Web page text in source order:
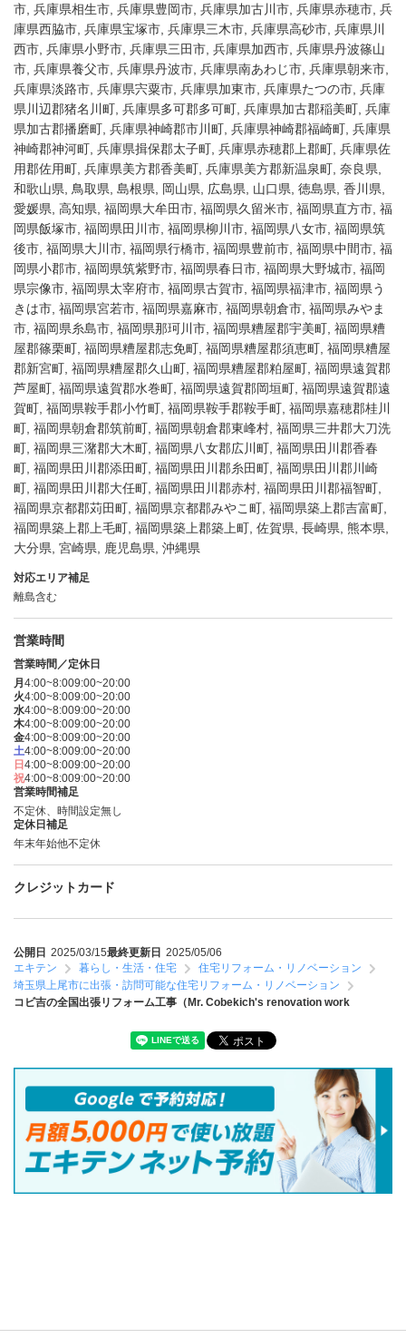
市, 兵庫県相生市, 兵庫県豊岡市, 兵庫県加古川市, 兵庫県赤穂市, 兵
庫県西脇市, 兵庫県宝塚市, 兵庫県三木市, 兵庫県高砂市, 兵庫県川
西市, 兵庫県小野市, 兵庫県三田市, 兵庫県加西市, 兵庫県丹波篠山
市, 兵庫県養父市, 兵庫県丹波市, 兵庫県南あわじ市, 兵庫県朝来市,
兵庫県淡路市, 兵庫県宍粟市, 兵庫県加東市, 兵庫県たつの市, 兵庫
県川辺郡猪名川町, 兵庫県多可郡多可町, 兵庫県加古郡稲美町, 兵庫
県加古郡播磨町, 兵庫県神崎郡市川町, 兵庫県神崎郡福崎町, 兵庫県
神崎郡神河町, 兵庫県揖保郡太子町, 兵庫県赤穂郡上郡町, 兵庫県佐
用郡佐用町, 兵庫県美方郡香美町, 兵庫県美方郡新温泉町, 奈良県,
和歌山県, 鳥取県, 島根県, 岡山県, 広島県, 山口県, 徳島県, 香川県,
愛媛県, 高知県, 福岡県大牟田市, 福岡県久留米市, 福岡県直方市, 福
岡県飯塚市, 福岡県田川市, 福岡県柳川市, 福岡県八女市, 福岡県筑
後市, 福岡県大川市, 福岡県行橋市, 福岡県豊前市, 福岡県中間市, 福
岡県小郡市, 福岡県筑紫野市, 福岡県春日市, 福岡県大野城市, 福岡
県宗像市, 福岡県太宰府市, 福岡県古賀市, 福岡県福津市, 福岡県う
きは市, 福岡県宮若市, 福岡県嘉麻市, 福岡県朝倉市, 福岡県みやま
市, 福岡県糸島市, 福岡県那珂川市, 福岡県糟屋郡宇美町, 福岡県糟
屋郡篠栗町, 福岡県糟屋郡志免町, 福岡県糟屋郡須恵町, 福岡県糟屋
郡新宮町, 福岡県糟屋郡久山町, 福岡県糟屋郡粕屋町, 福岡県遠賀郡
芦屋町, 福岡県遠賀郡水巻町, 福岡県遠賀郡岡垣町, 福岡県遠賀郡遠
賀町, 福岡県鞍手郡小竹町, 福岡県鞍手郡鞍手町, 福岡県嘉穂郡桂川
町, 福岡県朝倉郡筑前町, 福岡県朝倉郡東峰村, 福岡県三井郡大刀洗
町, 福岡県三潴郡大木町, 福岡県八女郡広川町, 福岡県田川郡香春
町, 福岡県田川郡添田町, 福岡県田川郡糸田町, 福岡県田川郡川崎
町, 福岡県田川郡大任町, 福岡県田川郡赤村, 福岡県田川郡福智町,
福岡県京都郡苅田町, 福岡県京都郡みやこ町, 福岡県築上郡吉富町,
福岡県築上郡上毛町, 福岡県築上郡築上町, 佐賀県, 長崎県, 熊本県,
大分県, 宮崎県, 鹿児島県, 沖縄県
対応エリア補足
離島含む
営業時間
営業時間／定休日
月 4:00~8:009:00~20:00
火4:00~8:009:00~20:00
水4:00~8:009:00~20:00
木4:00~8:009:00~20:00
金4:00~8:009:00~20:00
土4:00~8:009:00~20:00
日 4:00~8:009:00~20:00
祝4:00~8:009:00~20:00
営業時間補足
不定休、時間設定無し
定休日補足
年末年始他不定休
クレジットカード
公開日 2025/03/15最終更新日 2025/05/06
エキテン
暮らし・生活・住宅
住宅リフォーム・リノベーション
埼玉県上尾市に出張・訪問可能な住宅リフォーム・リノベーション
コビ吉の全国出張リフォーム工事（Mr. Cobekich's renovation work